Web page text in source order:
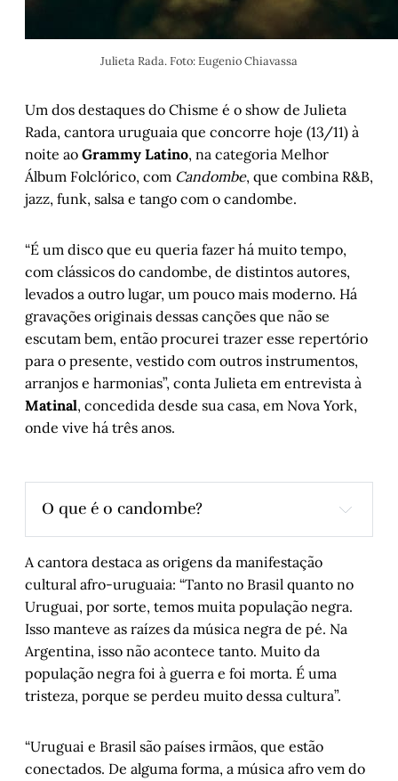
Julieta Rada. Foto: Eugenio Chiavassa
Um dos destaques do Chisme é o show de Julieta
Rada, cantora uruguaia que concorre hoje (13/11) à
noite ao Grammy Latino, na categoria Melhor
Álbum Folclórico, com Candombe, que combina R&B,
jazz, funk, salsa e tango com o candombe.
“É um disco que eu queria fazer há muito tempo,
com clássicos do candombe, de distintos autores,
levados a outro lugar, um pouco mais moderno. Há
gravações originais dessas canções que não se
escutam bem, então procurei trazer esse repertório
para o presente, vestido com outros instrumentos,
arranjos e harmonias”, conta Julieta em entrevista à
Matinal, concedida desde sua casa, em Nova York,
onde vive há três anos.
O que é o candombe?
dança dos atabaques
A cantora destaca as origens da manifestação
cultural afro-uruguaia: “Tanto no Brasil quanto no
Uruguai, por sorte, temos muita população negra.
Isso manteve as raízes da música negra de pé. Na
Argentina, isso não acontece tanto. Muito da
população negra foi à guerra e foi morta. É uma
tristeza, porque se perdeu muito dessa cultura”.
“Uruguai e Brasil são países irmãos, que estão
conectados. De alguma forma, a música afro vem do